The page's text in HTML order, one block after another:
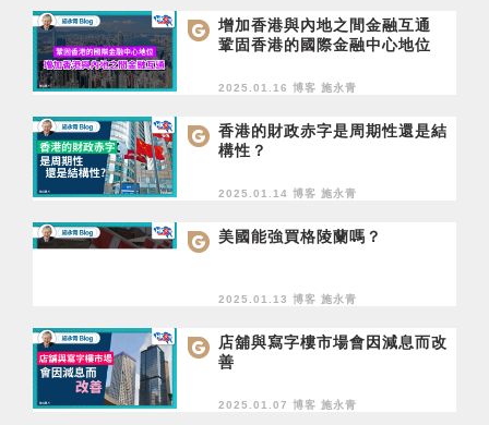
增加香港與內地之間金融互通
鞏固香港的國際金融中心地位
2025.01.16 博客 施永青
香港的財政赤字是周期性還是結
構性？
2025.01.14 博客 施永青
美國能強買格陵蘭嗎？
2025.01.13 博客 施永青
店舖與寫字樓市場會因減息而改
善
2025.01.07 博客 施永青